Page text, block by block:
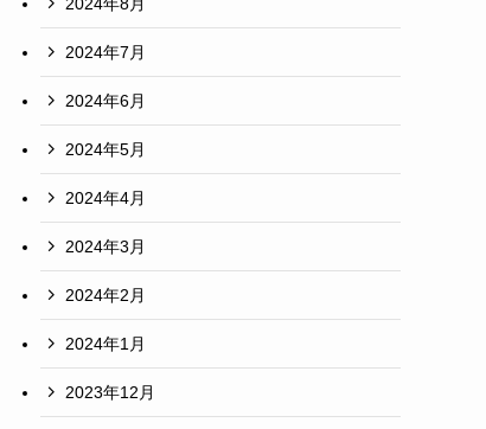
2024年7月
2024年6月
2024年5月
2024年4月
2024年3月
2024年2月
2024年1月
2023年12月